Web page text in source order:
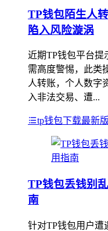
TP钱包陌生人
陷入风险漩涡
近期TP钱包平台提
需高度警惕，此类
人转账，个人数字
入非法交易、遭...
tp钱包下载最新版
TP钱包丢钱别
南
针对TP钱包用户遭